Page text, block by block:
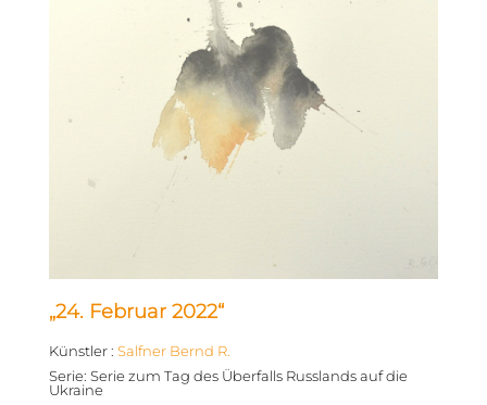
„24. Februar 2022“
Künstler: Salfner Bernd R.
Serie: Serie zum Tag des Überfalls Russlands auf die
Ukraine